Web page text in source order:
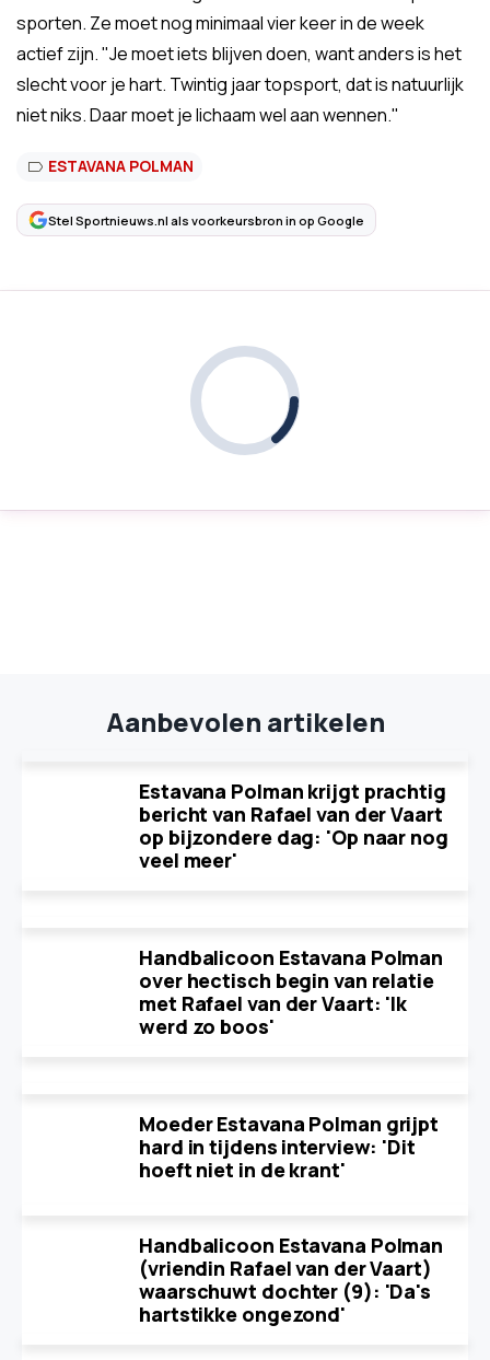
sporten. Ze moet nog minimaal vier keer in de week
actief zijn. "Je moet iets blijven doen, want anders is het
slecht voor je hart. Twintig jaar topsport, dat is natuurlijk
niet niks. Daar moet je lichaam wel aan wennen."
ESTAVANA POLMAN
Stel Sportnieuws.nl als voorkeursbron in op Google
Aanbevolen artikelen
Estavana Polman krijgt prachtig
bericht van Rafael van der Vaart
op bijzondere dag: 'Op naar nog
veel meer'
Handbalicoon Estavana Polman
over hectisch begin van relatie
met Rafael van der Vaart: 'Ik
werd zo boos'
Moeder Estavana Polman grijpt
hard in tijdens interview: 'Dit
hoeft niet in de krant'
Handbalicoon Estavana Polman
(vriendin Rafael van der Vaart)
waarschuwt dochter (9): 'Da's
hartstikke ongezond'